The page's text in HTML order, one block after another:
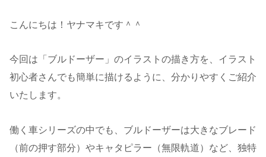
こんにちは！ヤナマキです＾＾
今回は「ブルドーザー」のイラストの描き方を、イラスト
初心者さんでも簡単に描けるように、分かりやすくご紹介
いたします。
働く車シリーズの中でも、ブルドーザーは大きなブレード
（前の押す部分）やキャタピラー（無限軌道）など、独特